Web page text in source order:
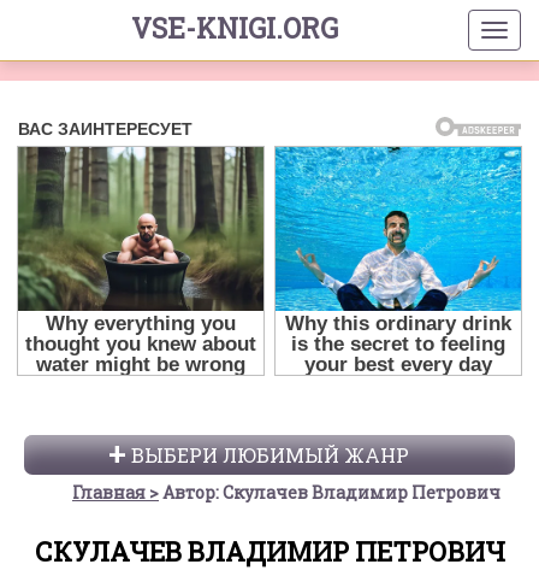
VSE-KNIGI.ORG
ВЫБЕРИ ЛЮБИМЫЙ ЖАНР
Главная Автор: Скулачев Владимир Петрович
СКУЛАЧЕВ ВЛАДИМИР ПЕТРОВИЧ